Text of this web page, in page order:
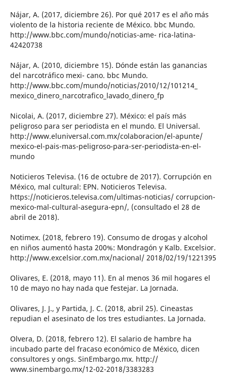
Nájar, A. (2017, diciembre 26). Por qué 2017 es el año más
violento de la historia reciente de México. bbc Mundo.
http://www.bbc.com/mundo/noticias-ame- rica-latina-
42420738
Nájar, A. (2010, diciembre 15). Dónde están las ganancias
del narcotráfico mexi- cano. bbc Mundo.
http://www.bbc.com/mundo/noticias/2010/12/101214_
mexico_dinero_narcotrafico_lavado_dinero_fp
Nicolai, A. (2017, diciembre 27). México: el país más
peligroso para ser periodista en el mundo. El Universal.
http://www.eluniversal.com.mx/colaboracion/el-apunte/
mexico-el-pais-mas-peligroso-para-ser-periodista-en-el-
mundo
Noticieros Televisa. (16 de octubre de 2017). Corrupción en
México, mal cultural: EPN. Noticieros Televisa.
https://noticieros.televisa.com/ultimas-noticias/ corrupcion-
mexico-mal-cultural-asegura-epn/, (consultado el 28 de
abril de 2018).
Notimex. (2018, febrero 19). Consumo de drogas y alcohol
en niños aumentó hasta 200%: Mondragón y Kalb. Excelsior.
http://www.excelsior.com.mx/nacional/ 2018/02/19/1221395
Olivares, E. (2018, mayo 11). En al menos 36 mil hogares el
10 de mayo no hay nada que festejar. La Jornada.
Olivares, J. J., y Partida, J. C. (2018, abril 25). Cineastas
repudian el asesinato de los tres estudiantes. La Jornada.
Olvera, D. (2018, febrero 12). El salario de hambre ha
incubado parte del fracaso económico de México, dicen
consultores y ongs. SinEmbargo.mx. http://
www.sinembargo.mx/12-02-2018/3383283